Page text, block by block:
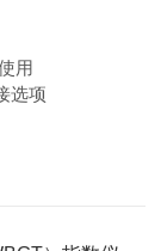
用
选项